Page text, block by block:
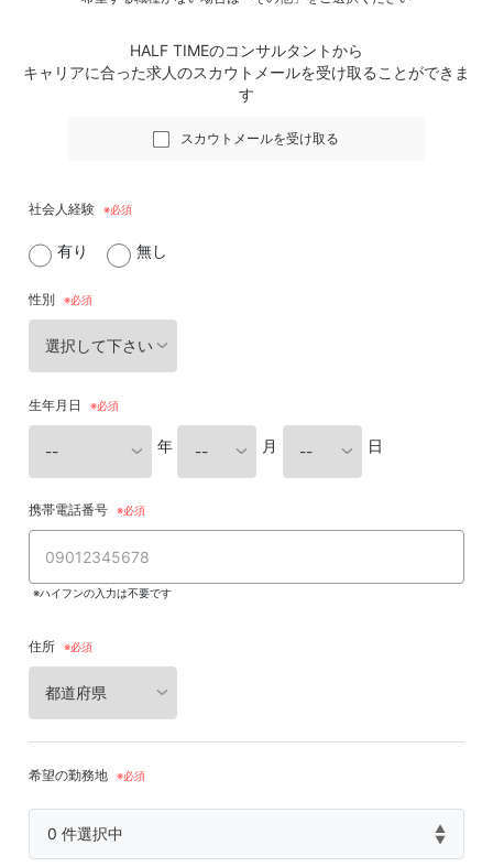
HALF TIMEのコンサルタントから
キャリアに合った求人のスカウトメールを受け取ることができま
す
スカウトメールを受け取る
社会人経験
有り 無し
性別
生年月日
年 月 日
携帯電話番号
※ハイフンの入力は不要です
住所
希望の勤務地
0 件選択中
▲
▼